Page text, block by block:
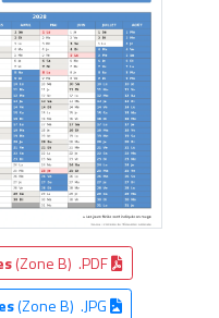
(Zone B) .PDF
(Zone B) .JPG